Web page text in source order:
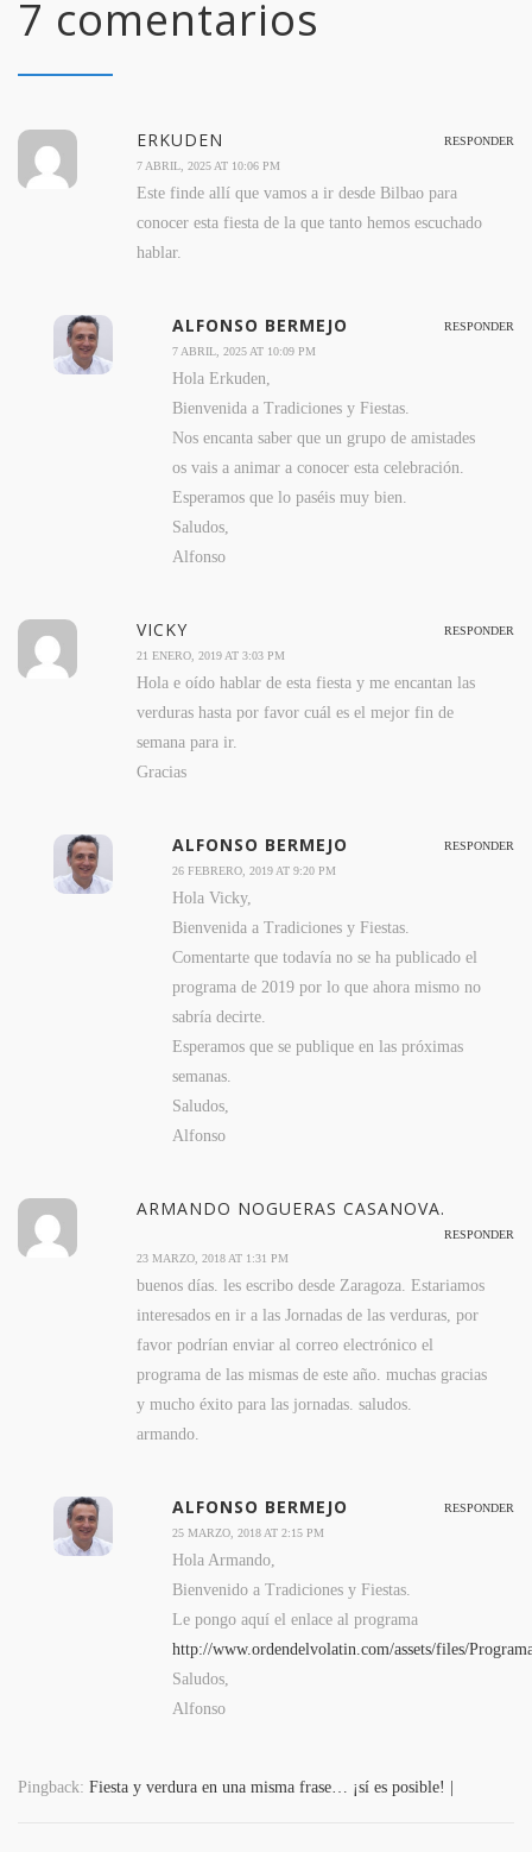
7 comentarios
ERKUDEN
RESPONDER
7 ABRIL, 2025 AT 10:06 PM
Este finde allí que vamos a ir desde Bilbao para
conocer esta fiesta de la que tanto hemos escuchado
hablar.
ALFONSO BERMEJO
RESPONDER
7 ABRIL, 2025 AT 10:09 PM
Hola Erkuden,
Bienvenida a Tradiciones y Fiestas.
Nos encanta saber que un grupo de amistades
os vais a animar a conocer esta celebración.
Esperamos que lo paséis muy bien.
Saludos,
Alfonso
VICKY
RESPONDER
21 ENERO, 2019 AT 3:03 PM
Hola e oído hablar de esta fiesta y me encantan las
verduras hasta por favor cuál es el mejor fin de
semana para ir.
Gracias
ALFONSO BERMEJO
RESPONDER
26 FEBRERO, 2019 AT 9:20 PM
Hola Vicky,
Bienvenida a Tradiciones y Fiestas.
Comentarte que todavía no se ha publicado el
programa de 2019 por lo que ahora mismo no
sabría decirte.
Esperamos que se publique en las próximas
semanas.
Saludos,
Alfonso
ARMANDO NOGUERAS CASANOVA.
RESPONDER
23 MARZO, 2018 AT 1:31 PM
buenos días. les escribo desde Zaragoza. Estariamos
interesados en ir a las Jornadas de las verduras, por
favor podrían enviar al correo electrónico el
programa de las mismas de este año. muchas gracias
y mucho éxito para las jornadas. saludos.
armando.
ALFONSO BERMEJO
RESPONDER
25 MARZO, 2018 AT 2:15 PM
Hola Armando,
Bienvenido a Tradiciones y Fiestas.
Le pongo aquí el enlace al programa
http://www.ordendelvolatin.com/assets/files/
Saludos,
Alfonso
Pingback: Fiesta y verdura en una misma frase… ¡sí es posible! |